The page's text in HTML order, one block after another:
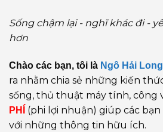
Sống chậm lại - nghĩ khác đi -
hơn
Chào các bạn, tôi là Ngô Hải Long
ra nhằm chia sẻ những kiến
sống, thủ thuật máy tính, công
PHÍ
(phi lợi nhuận) giúp các
với những thông tin hữu ích.